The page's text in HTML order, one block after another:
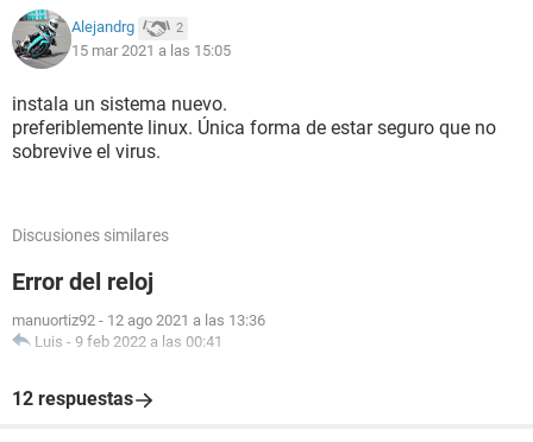
Alejandrg 2
15 mar 2021 a las 15:05
instala un sistema nuevo.
preferiblemente linux. Única forma de estar seguro que no
sobrevive el virus.
Discusiones similares
Error del reloj
manuortiz92 - 12 ago 2021 a las 13:36
Luis - 9 feb 2022 a las 00:41
12 respuestas